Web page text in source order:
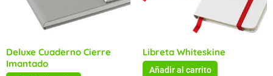
Deluxe Cuaderno Cierre
Imantado
Libreta Whiteskine
Añadir al carrito